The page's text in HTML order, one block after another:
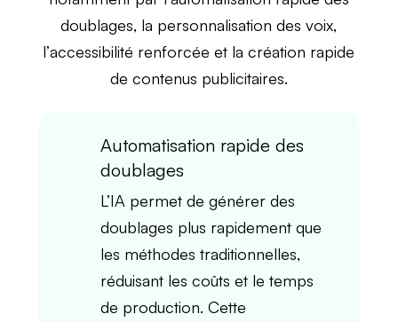
doublages, la personnalisation des voix,
l’accessibilité renforcée et lacréation rapide
de contenus publicitaires.
Automatisation rapide des
doublages
L’IA permet de générer des
doublages plus rapidement que
les méthodes traditionnelles,
réduisant les coûts et le temps
de production. Cette